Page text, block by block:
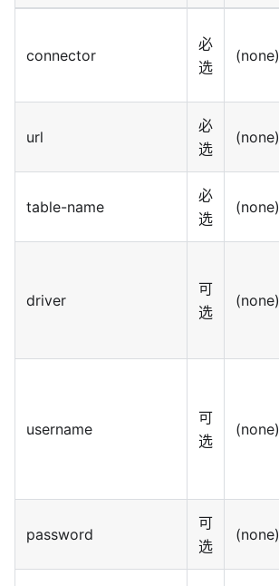
connector
必
选
(none)
url
必
选
(none)
table-name
必
选
(none)
driver
可
选
(none)
username
可
选
(none)
password
可
选
(none)